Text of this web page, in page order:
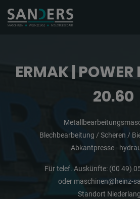
ERMAK | POWER
20.60
Blechbearbeitung / Scheren /
Abkantpresse -
Für telef. Auskünfte: (00 49)
oder maschinen@heinz-
Standort